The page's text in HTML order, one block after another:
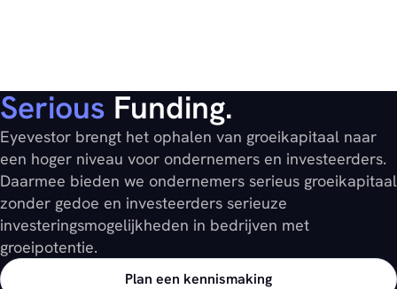
Serious Funding.
Eyevestor brengt het ophalen van groeikapitaal naar
een hoger niveau voor ondernemers en investeerders.
Daarmee bieden we ondernemers serieus groeikapitaal
zonder gedoe en investeerders serieuze
investeringsmogelijkheden in bedrijven met
groeipotentie.
Plan een kennismaking